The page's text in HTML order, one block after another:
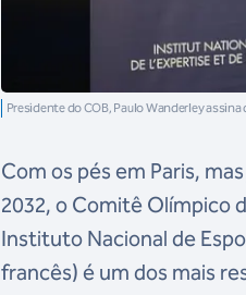
Presidente do COB, Paulo Wanderley
Com os pés em Paris,
2032, o Comitê Olímpico
Instituto Nacional de
francês) é um dos mais